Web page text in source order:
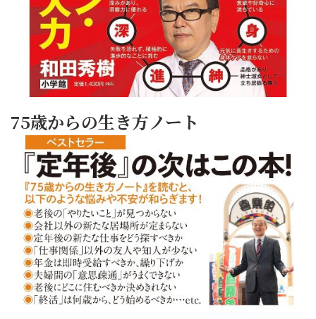
75歳からの生き方ノート